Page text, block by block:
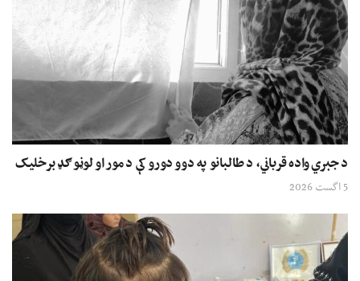
د جبري واده قرباني، د طالبانو په دوو دورو کې د مور او لوڼو ګډ برخلیک
5 اگست 2026